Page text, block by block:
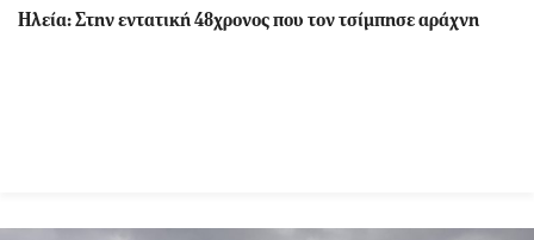
Ηλεία: Στην εντατική 48χρονος που τον τσίμπησε αράχνη